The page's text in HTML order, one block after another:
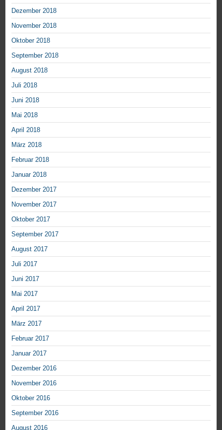
Dezember 2018
November 2018
Oktober 2018
September 2018
August 2018
Juli 2018
Juni 2018
Mai 2018
April 2018
März 2018
Februar 2018
Januar 2018
Dezember 2017
November 2017
Oktober 2017
September 2017
August 2017
Juli 2017
Juni 2017
Mai 2017
April 2017
März 2017
Februar 2017
Januar 2017
Dezember 2016
November 2016
Oktober 2016
September 2016
August 2016